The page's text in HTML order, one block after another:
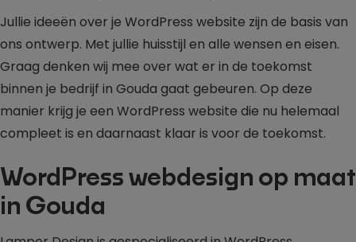
Jullie ideeën over je WordPress website zijn de basis van
ons ontwerp. Met jullie huisstijl en alle wensen en eisen.
Graag denken wij mee over wat er in de toekomst
binnen je bedrijf in Gouda gaat gebeuren. Op deze
manier krijg je een WordPress website die nu helemaal
compleet is en daarnaast klaar is voor de toekomst.
WordPress webdesign op maat
in Gouda